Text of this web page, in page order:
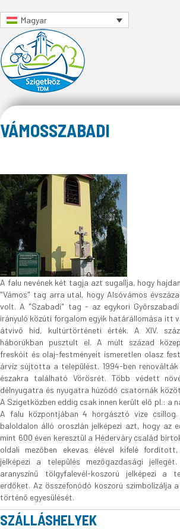
Magyar
VÁMOSSZABADI
A falu nevének két tagja azt sugallja, hogy
"Vámos" tag arra utal, hogy Alsóvámos
volt. A "Szabadi" tag - az egykori
irányuló közúti forgalom egyik határállomása itt
átvivő híd, kultúrtörténeti érték. A XIV.
háborúkban pusztult el. A múlt század
freskóit és olaj-festményeit ismeretlen olasz
árvíz sújtotta a települést. 1994-ben
északra található Vörösrét. Több védett
délnyugatra és nyugatra húzódó csatornák
A Szigetközben eddig csak innen került elő pl.: a
A falu központjában 4 horgásztó vize csillog.
baloldalon álló oroszlán jelképezi azt, hogy az
mint 600 éven keresztül a Héderváry család
oldali mezőben ekevas élével kifelé
jelképezi a település mezőgazdasági
aranyszínű tölgyfalevél-koszorú jelképezi a
erdőket. Az összefonódó koszorú szimbolizálja
történő egyesülését.
SZÁLLÁSHELYEK